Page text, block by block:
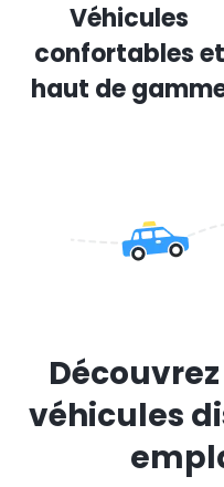
Véhicules
confortables et
haut de
véhicules